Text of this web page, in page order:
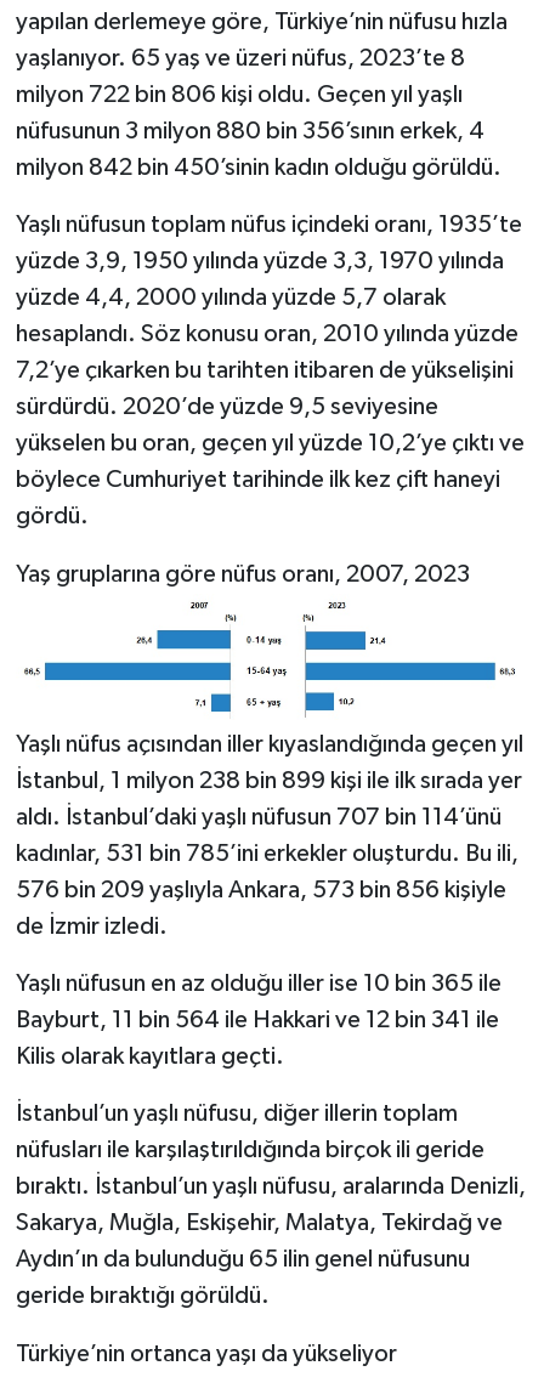
yapılan derlemeye göre, Türkiye’nin nüfusu hızla
yaşlanıyor. 65 yaş ve üzeri nüfus, 2023’te 8
milyon 722 bin 806 kişi oldu. Geçen yıl yaşlı
nüfusunun 3 milyon 880 bin 356’sının erkek, 4
milyon 842 bin 450’sinin kadın olduğu görüldü.
Yaşlı nüfusun toplam nüfus içindeki oranı, 1935’te
yüzde 3,9, 1950 yılında yüzde 3,3, 1970 yılında
yüzde 4,4, 2000 yılında yüzde 5,7 olarak
hesaplandı. Söz konusu oran, 2010 yılında yüzde
7,2’ye çıkarken bu tarihten itibaren de yükselişini
sürdürdü. 2020’de yüzde 9,5 seviyesine
yükselen bu oran, geçen yıl yüzde 10,2’ye çıktı ve
böylece Cumhuriyet tarihinde ilk kez çift haneyi
gördü.
Yaş gruplarına göre nüfus oranı, 2007, 2023
Yaşlı nüfus açısından iller kıyaslandığında geçen yıl
İstanbul, 1 milyon 238 bin 899 kişi ile ilk sırada yer
aldı. İstanbul’daki yaşlı nüfusun 707 bin 114’ünü
kadınlar, 531 bin 785’ini erkekler oluşturdu. Bu ili,
576 bin 209 yaşlıyla Ankara, 573 bin 856 kişiyle
de İzmir izledi.
Yaşlı nüfusun en az olduğu iller ise 10 bin 365 ile
Bayburt, 11 bin 564 ile Hakkari ve 12 bin 341 ile
Kilis olarak kayıtlara geçti.
İstanbul’un yaşlı nüfusu, diğer illerin toplam
nüfusları ile karşılaştırıldığında birçok ili geride
bıraktı. İstanbul’un yaşlı nüfusu, aralarında Denizli,
Sakarya, Muğla, Eskişehir, Malatya, Tekirdağ ve
Aydın’ın da bulunduğu 65 ilin genel nüfusunu
geride bıraktığı görüldü.
Türkiye’nin ortanca yaşı da yükseliyor